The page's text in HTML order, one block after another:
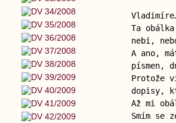
Ta
nebi,
A ano,
písmen,
Protože
dopisy,
Až mi
Smím